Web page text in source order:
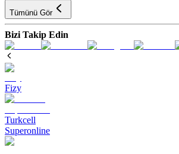
Tümünü Gör
Bizi Takip Edin
Fizy
Turkcell
Superonline